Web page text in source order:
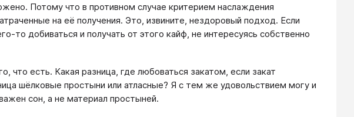
Потому что в противном случае критерием наслаждения
на её получения. Это, извините, нездоровый подход. Если
то добиваться и получать от этого кайф, не интересуясь собственно
что есть. Какая разница, где любоваться закатом, если закат
шёлковые простыни или атласные? Я с тем же удовольствием могу и
сон, а не материал простыней.